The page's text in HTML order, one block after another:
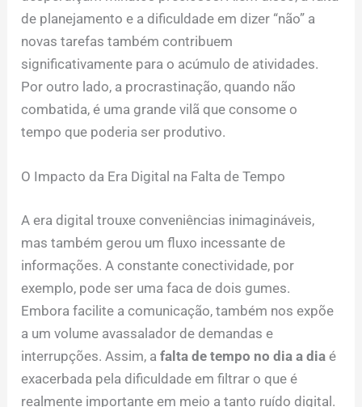
de planejamento e a dificuldade em dizer “não” a
novas tarefas também contribuem
significativamente para o acúmulo de atividades.
Por outro lado, a procrastinação, quando não
combatida, é uma grande vilã que consome o
tempo que poderia ser produtivo.
O Impacto da Era Digital na Falta de Tempo
A era digital trouxe conveniências inimagináveis,
mas também gerou um fluxo incessante de
informações. A constante conectividade, por
exemplo, pode ser uma faca de dois gumes.
Embora facilite a comunicação, também nos expõe
a um volume avassalador de demandas e
interrupções. Assim, afalta de tempo no dia a dia é
exacerbada pela dificuldade em filtrar o que é
realmente importante em meio a tanto ruído digital.